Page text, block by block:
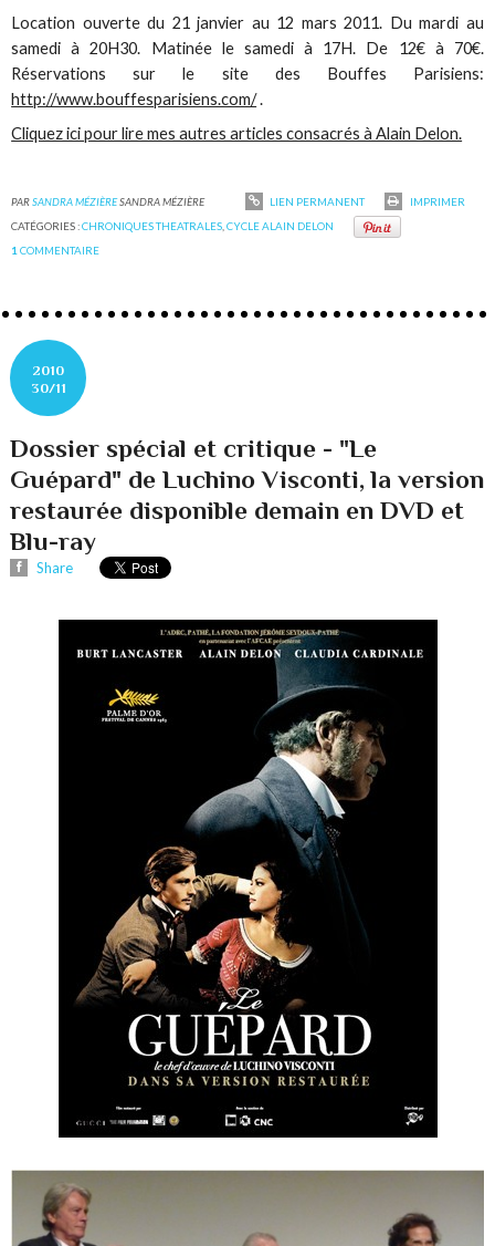
Location ouverte du 21 janvier au 12 mars 2011. Du mardi au
samedi à 20H30. Matinée le samedi à 17H. De 12€ à 70€.
Réservations sur le site des Bouffes Parisiens:
http://www.bouffesparisiens.com/.
Cliquez ici pour lire mes autres articles consacrés à Alain Delon.
PARSANDRA MÉZIÈRESANDRA MÉZIÈRE LIEN PERMANENT
IMPRIMER
CATÉGORIES :CHRONIQUES THEATRALES ,CYCLE ALAIN DELON
1 COMMENTAIRE
2010
30/11
Dossier spécial et critique - "Le
Guépard" de Luchino Visconti, la version
restaurée disponible demain en DVD et
Blu-ray
Share